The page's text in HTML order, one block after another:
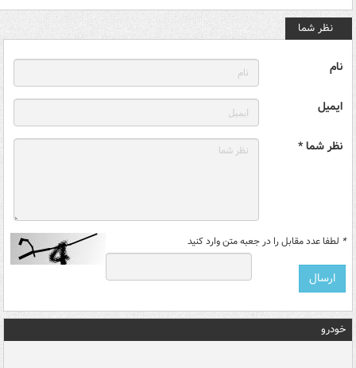
نظر شما
نام
ایمیل
نظر شما *
* لطفا عدد مقابل را در جعبه متن وارد کنید
خودرو